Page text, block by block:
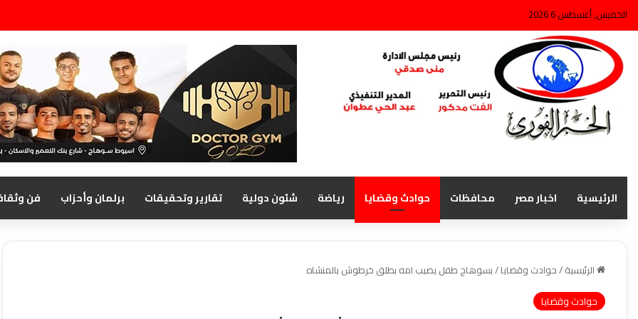
الخميس, أغسطس 6 2026
الرئيسية اخبار مصر محافظات حوادث وقضايا رياضة شئون دولية تقارير وتحقيقات برلمان وأحزاب فن
الرئيسية/حوادث وقضايا/بسوهاج طفل يصيب امه بطلق خرطوش بالمنشاه
حوادث وقضايا